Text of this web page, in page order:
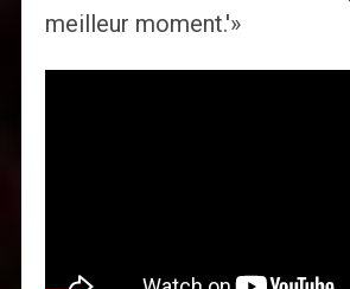
meilleur moment.'»